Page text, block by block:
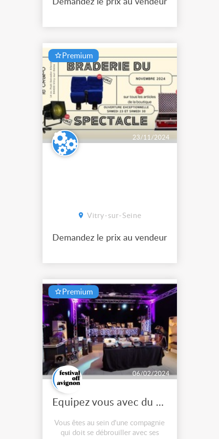
nationale. démonté pour laisser
Demandez le prix au vendeur
Premium
23/11/2024
Vitry-sur-Seine
Demandez le prix au vendeur
Premium
06/02/2024
Equipez vous avec du matériel en réemploi
Vous êtes au sein d'une compagnie
qui doit se débrouiller avec ses